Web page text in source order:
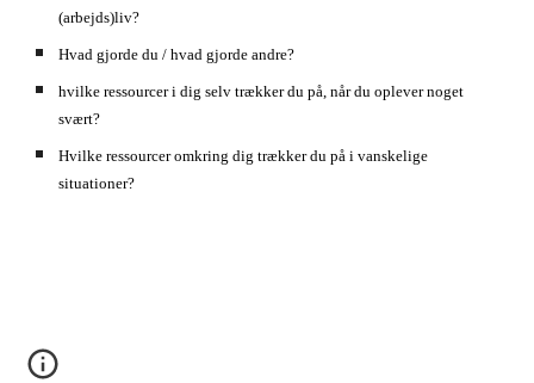
(arbejds)liv?
Hvad gjorde du / hvad gjorde andre?
hvilke ressourcer i dig selv trækker du på, når du oplever noget
svært?
Hvilke ressourcer omkring dig trækker du på i vanskelige
situationer?